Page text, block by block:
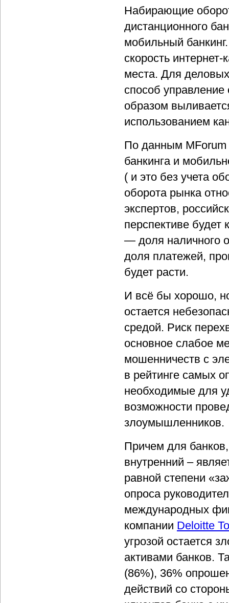
Набирающие
дистанционного
мобильный
скорость
места. Для
способ
образом
использованием
По данным MForum
банкинга и
( и это без учета
оборота рынка
экспертов,
перспективе будет
— доля наличного
доля платежей,
будет расти.
И всё бы хорошо,
остается
средой. Риск
основное слабое
мошенничеств с
в рейтинге самых
необходимые для
возможности
злоумышленников.
Причем для
внутренний –
равной степени
опроса
международных
компании Deloitte
угрозой остается
активами банков.
(86%), 36%
действий со